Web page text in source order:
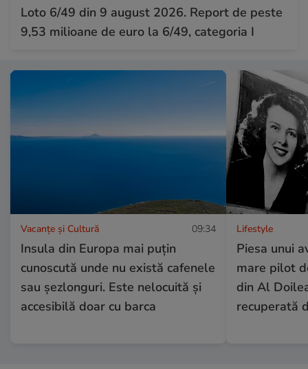
Loto 6/49 din 9 august 2026. Report de peste
9,53 milioane de euro la 6/49, categoria I
Vacanțe și Cultură 09:34
Insula din Europa mai puțin
cunoscută unde nu există cafenele
sau șezlonguri. Este nelocuită și
accesibilă doar cu barca
Lifestyle
Piesa unui
mare pilot
din Al
recuperată